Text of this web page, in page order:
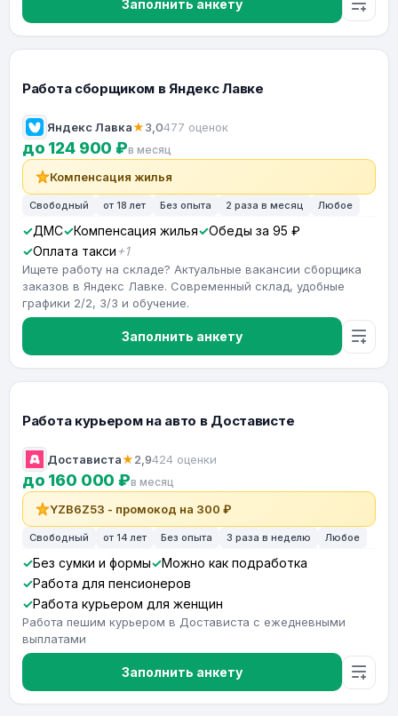
Заполнить анкету
Работа сборщиком в Яндекс Лавке
Яндекс Лавка★3,0477 оценок
до 124 900 ₽в месяц
Компенсация жилья
Свободный от 18 лет Без опыта 2 раза в месяц Любое
ДМС Компенсация жилья
Обеды за 95 ₽
Оплата такси +1
Ищете работу на складе? Актуальные вакансии сборщика
заказов в Яндекс Лавке. Современный склад, удобные
графики 2/2, 3/3 и обучение.
Заполнить анкету
Работа курьером на авто в Достависте
Достависта★2,9424 оценки
до 160 000 ₽в месяц
YZB6Z53 - промокод на 300 ₽
Свободный от 14 лет Без опыта 3 раза в неделю Любое
Без сумки и формы
Можно как подработка
Работа для пенсионеров
Работа курьером для женщин
Работа пешим курьером в Достависта с ежедневными
выплатами
Заполнить анкету